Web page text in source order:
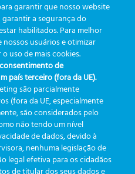
garantir que nosso website
a segurança do
habilitados. Para melhor
usuários e otimizar
uso de mais cookies.
de
país terceiro (fora da UE).
são parcialmente
(fora da UE, especialmente
são considerados pelo
não tendo um nível
de dados, devido à
nenhuma legislação de
legal efetiva para os cidadãos